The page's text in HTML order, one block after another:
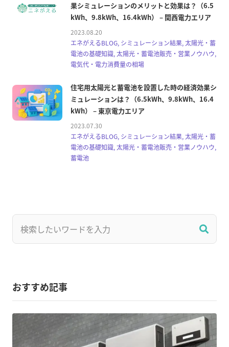
果シミュレーションのメリットと効果は？（6.5
kWh、9.8kWh、16.4kWh） – 関西電力エリア
2023.08.20
エネがえるBLOG, シミュレーション結果, 太陽光・蓄
電池の基礎知識, 太陽光・蓄電池販売・営業ノウハウ,
電気代・電力消費量の相場
住宅用太陽光と蓄電池を設置した時の経済効果シ
ミュレーションは？（6.5kWh、9.8kWh、16.4
kWh） – 東京電力エリア
2023.07.30
エネがえるBLOG, シミュレーション結果, 太陽光・蓄
電池の基礎知識, 太陽光・蓄電池販売・営業ノウハウ,
蓄電池
おすすめ記事